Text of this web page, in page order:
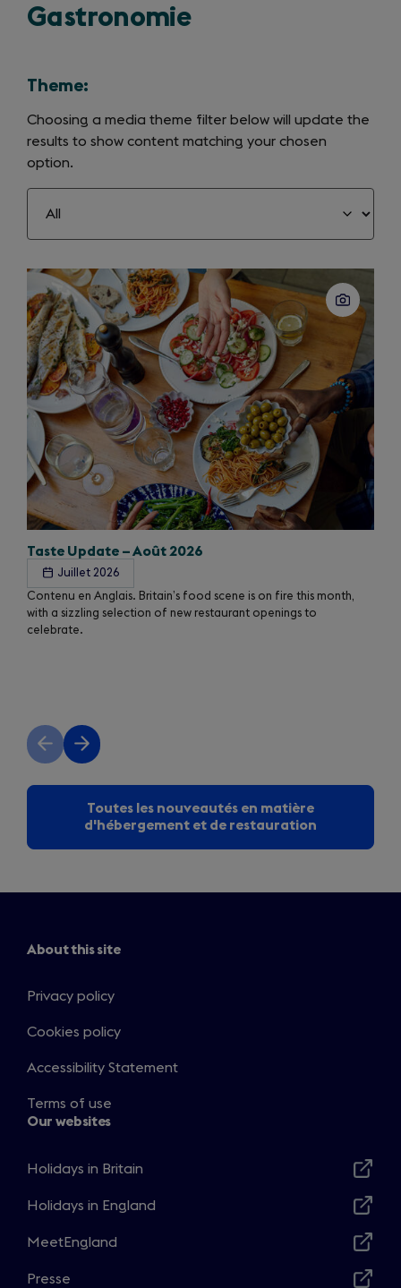
Gastronomie
Theme:
Choosing a media theme filter below will update the
results to show content matching your chosen
option.
Slide
of
37
Taste Update – Août 2026
Juillet 2026
Contenu en Anglais. Britain’s food scene is on fire this month,
with a sizzling selection of new restaurant openings to
celebrate.
Previous
slide
Next
slide
Toutes les nouveautés en matière
d'hébergement et de restauration
About this site
Privacy policy
Cookies policy
Accessibility Statement
Terms of use
Our websites
Holidays in Britain
in
new
Holidays in England
in
new
MeetEngland
in
Presse